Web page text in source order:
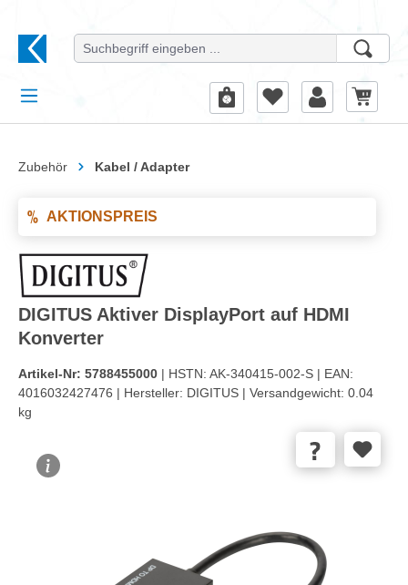
Zubehör Kabel / Adapter
AKTIONSPREIS
DIGITUS Aktiver DisplayPort auf HDMI
Konverter
Artikel-Nr: 5788455000 | HSTN: AK-340415-002-S | EAN:
4016032427476 | Hersteller: DIGITUS | Versandgewicht: 0.04
kg